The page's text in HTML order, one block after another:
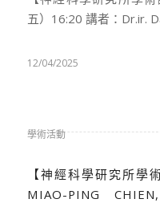
五）16:20 講者：Dr.ir.
12/04/2025
學術活動
【神經科學研究所
MIAO-PING